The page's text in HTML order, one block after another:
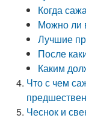
Когда
Можно ли
Лучшие
После
Каким
Что с чем
Чеснок и